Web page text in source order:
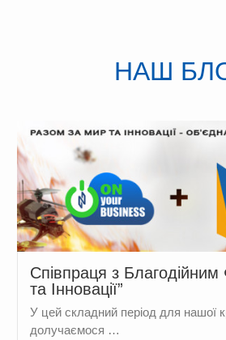
НАШ
Cпівпраця з
та Інновації”
У цей складний період для нашої
долучаємося …